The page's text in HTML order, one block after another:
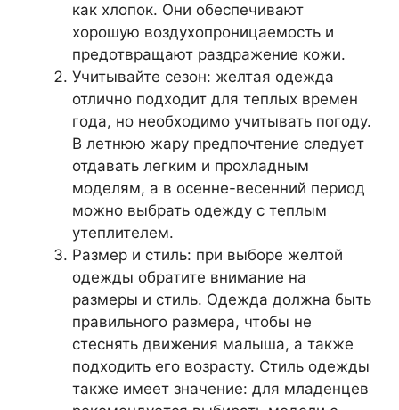
как хлопок. Они обеспечивают
хорошую воздухопроницаемость и
предотвращают раздражение кожи.
Учитывайте сезон: желтая одежда
отлично подходит для теплых времен
года, но необходимо учитывать погоду.
В летнюю жару предпочтение следует
отдавать легким и прохладным
моделям, а в осенне-весенний период
можно выбрать одежду с теплым
утеплителем.
Размер и стиль: при выборе желтой
одежды обратите внимание на
размеры и стиль. Одежда должна быть
правильного размера, чтобы не
стеснять движения малыша, а также
подходить его возрасту. Стиль одежды
также имеет значение: для младенцев